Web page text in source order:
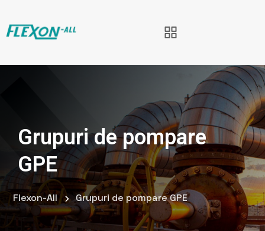
Grupuri de pompare
GPE
Flexon-All Grupuri de pompare GPE